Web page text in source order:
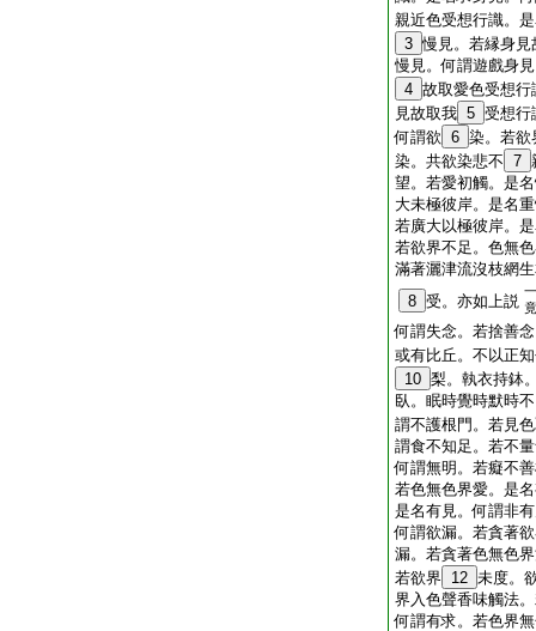
親近色受想行識。
3 慢見。若縁身
慢見。何謂遊戲身
4 故取愛色受想
見故取我 5 受想行
何謂欲 6 染。若欲
染。共欲染悲不 7
望。若愛初觸。是
大未極彼岸。是名
若廣大以極彼岸。
若欲界不足。色無
滿著灑津流沒枝網
8 受。亦如上説 竟
何謂失念。若捨善
或有比丘。不以正
10 梨。執衣持鉢
臥。眠時覺時默時
謂不護根門。若見
謂食不知足。若不
何謂無明。若癡不
若色無色界愛。是
是名有見。何謂非
何謂欲漏。若貪著
漏。若貪著色無色
若欲界
12 未度。
界入色聲香味觸法
何謂有求。若色界